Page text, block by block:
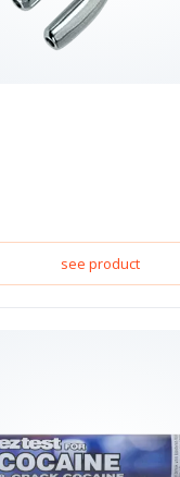
see product